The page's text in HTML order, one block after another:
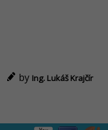
by Ing. Lukáš Krajčír